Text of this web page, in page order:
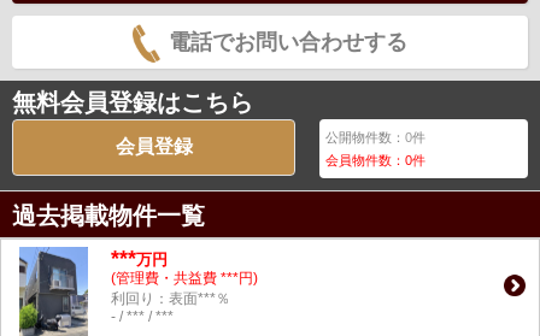
電話でお問い合わせする
無料会員登録はこちら
会員登録 公開物件数：0件
会員物件数：0件
過去掲載物件一覧
***万円
(管理費・共益費 ***円)
利回り：表面***％
- / *** / ***